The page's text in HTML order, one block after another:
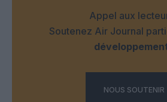
Appel aux
Soutenez Air Journal
NOUS SOUTENIR